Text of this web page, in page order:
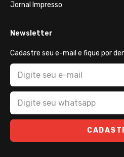
Jornal Impresso
Newsletter
Cadastre seu e-mail e fique por